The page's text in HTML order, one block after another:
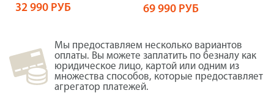
32 990 РУБ 69 990 РУБ
Мы предоставляем несколько вариантов
оплаты. Вы можете заплатить по безналу как
юридическое лицо, картой или одним из
множества способов, которые предоставляет
агрегатор платежей.